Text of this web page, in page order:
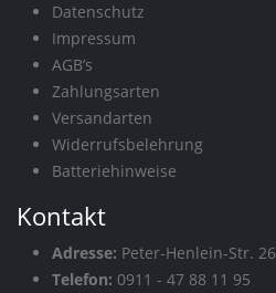
Datenschutz
Impressum
AGB’s
Zahlungsarten
Versandarten
Widerrufsbelehrung
Batteriehinweise
Kontakt
Adresse: Peter-Henlein-Str. 26
Telefon: 0911 - 47 88 11 95